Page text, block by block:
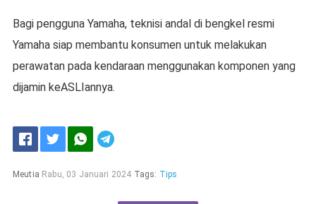
Bagi pengguna Yamaha, teknisi andal di bengkel resmi
Yamaha siap membantu konsumen untuk melakukan
perawatan pada kendaraan menggunakan komponen yang
dijamin keASLIannya.
Meutia Rabu, 03 Januari 2024 Tags: Tips